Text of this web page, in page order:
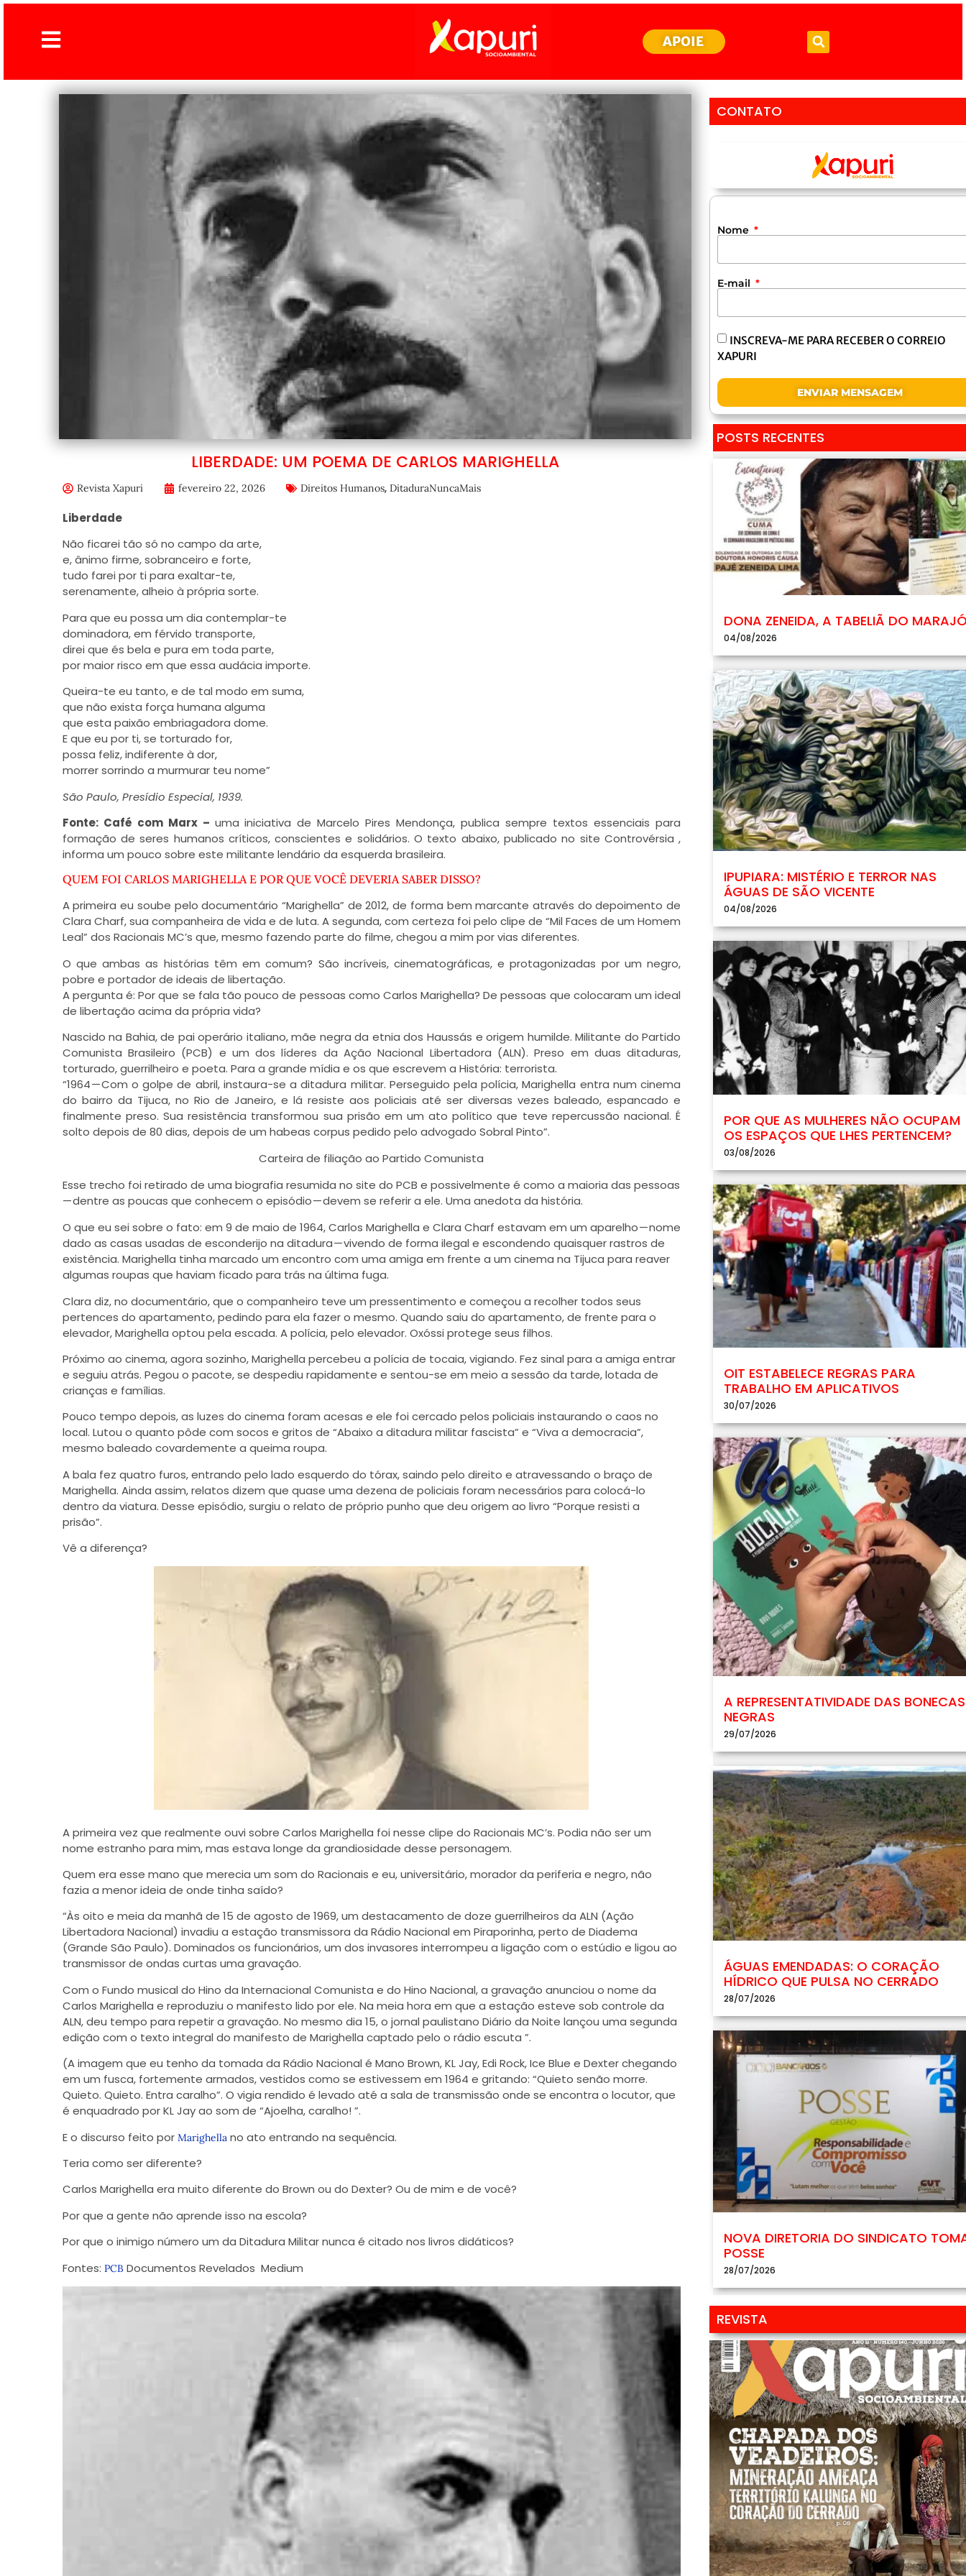
APOIE
LIBERDADE: UM POEMA DE CARLOS MARIGHELLA
Revista Xapuri fevereiro 22, 2026 Direitos Humanos, DitaduraNuncaMais
Liberdade
Não ficarei tão só no campo da arte,
e, ânimo firme, sobranceiro e forte,
tudo farei por ti para exaltar-te,
serenamente, alheio à própria sorte.
Para que eu possa um dia contemplar-te
dominadora, em férvido transporte,
direi que és bela e pura em toda parte,
por maior risco em que essa audácia importe.
Queira-te eu tanto, e de tal modo em suma,
que não exista força humana alguma
que esta paixão embriagadora dome.
E que eu por ti, se torturado for,
possa feliz, indiferente à dor,
morrer sorrindo a murmurar teu nome”
São Paulo, Presídio Especial, 1939.
Fonte: Café com Marx – uma iniciativa de Marcelo Pires Mendonça, publica sempre textos essenciais para
formação de seres humanos críticos, conscientes e solidários. O texto abaixo, publicado no site Controvérsia ,
informa um pouco sobre este militante lendário da esquerda brasileira.
QUEM FOI CARLOS MARIGHELLA E POR QUE VOCÊ DEVERIA SABER DISSO?
A primeira eu soube pelo documentário “Marighella” de 2012, de forma bem marcante através do depoimento de
Clara Charf, sua companheira de vida e de luta. A segunda, com certeza foi pelo clipe de “Mil Faces de um Homem
Leal” dos Racionais MC’s que, mesmo fazendo parte do filme, chegou a mim por vias diferentes.
O que ambas as histórias têm em comum? São incríveis, cinematográficas, e protagonizadas por um negro,
pobre e portador de ideais de libertação.
A pergunta é: Por que se fala tão pouco de pessoas como Carlos Marighella? De pessoas que colocaram um ideal
de libertação acima da própria vida?
Nascido na Bahia, de pai operário italiano, mãe negra da etnia dos Haussás e origem humilde. Militante do Partido
Comunista Brasileiro (PCB) e um dos líderes da Ação Nacional Libertadora (ALN). Preso em duas ditaduras,
torturado, guerrilheiro e poeta. Para a grande mídia e os que escrevem a História: terrorista.
“1964 — Com o golpe de abril, instaura-se a ditadura militar. Perseguido pela polícia, Marighella entra num cinema
do bairro da Tijuca, no Rio de Janeiro, e lá resiste aos policiais até ser diversas vezes baleado, espancado e
finalmente preso. Sua resistência transformou sua prisão em um ato político que teve repercussão nacional. É
solto depois de 80 dias, depois de um habeas corpus pedido pelo advogado Sobral Pinto”.
Carteira de filiação ao Partido Comunista
Esse trecho foi retirado de uma biografia resumida no site do PCB e possivelmente é como a maioria das pessoas
— dentre as poucas que conhecem o episódio — devem se referir a ele. Uma anedota da história.
O que eu sei sobre o fato: em 9 de maio de 1964, Carlos Marighella e Clara Charf estavam em um aparelho — nome
dado as casas usadas de esconderijo na ditadura — vivendo de forma ilegal e escondendo quaisquer rastros de
existência. Marighella tinha marcado um encontro com uma amiga em frente a um cinema na Tijuca para reaver
algumas roupas que haviam ficado para trás na última fuga.
Clara diz, no documentário, que o companheiro teve um pressentimento e começou a recolher todos seus
pertences do apartamento, pedindo para ela fazer o mesmo. Quando saiu do apartamento, de frente para o
elevador, Marighella optou pela escada. A polícia, pelo elevador. Oxóssi protege seus filhos.
Próximo ao cinema, agora sozinho, Marighella percebeu a polícia de tocaia, vigiando. Fez sinal para a amiga entrar
e seguiu atrás. Pegou o pacote, se despediu rapidamente e sentou-se em meio a sessão da tarde, lotada de
crianças e famílias.
Pouco tempo depois, as luzes do cinema foram acesas e ele foi cercado pelos policiais instaurando o caos no
local. Lutou o quanto pôde com socos e gritos de “Abaixo a ditadura militarfascista” e “Viva a democracia”,
mesmo baleado covardemente a queima roupa.
A bala fez quatro furos, entrando pelo lado esquerdo do tórax, saindo pelo direito e atravessando o braço de
Marighella. Ainda assim, relatos dizem que quase uma dezena de policiais foram necessários para colocá-lo
dentro da viatura. Desse episódio, surgiu o relato de próprio punho que deu origem ao livro “Porque resisti a
prisão”.
Vê a diferença?
A primeira vez que realmente ouvi sobre Carlos Marighella foi nesse clipe do Racionais MC’s. Podia não ser um
nome estranho para mim, mas estava longe da grandiosidade desse personagem.
Quem era esse mano que merecia um som do Racionais e eu, universitário, morador da periferia e negro, não
fazia a menor ideia de onde tinha saído?
“Às oito e meia da manhã de 15 de agosto de 1969, um destacamento de doze guerrilheiros da ALN (Ação
Libertadora Nacional) invadiu a estação transmissora da Rádio Nacional em Piraporinha, perto de Diadema
(Grande São Paulo). Dominados os funcionários, um dos invasores interrompeu a ligação com o estúdio e ligou ao
transmissor de ondas curtas uma gravação.
Com o Fundo musical do Hino da Internacional Comunista e do Hino Nacional, a gravação anunciou o nome da
Carlos Marighella e reproduziu o manifesto lido por ele. Na meia hora em que a estação esteve sob controle da
ALN, deu tempo para repetir a gravação. No mesmo dia 15, o jornal paulistano Diário da Noite lançou uma segunda
edição com o texto integral do manifesto de Marighella captado pelo o rádio escuta ”.
(A imagem que eu tenho da tomada da Rádio Nacional é Mano Brown, KL Jay, Edi Rock, Ice Blue e Dexter chegando
em um fusca, fortemente armados, vestidos como se estivessem em 1964 e gritando: “Quieto senão morre.
Quieto. Quieto. Entra caralho”. O vigia rendido é levado até a sala de transmissão onde se encontra o locutor, que
é enquadrado por KL Jay ao som de “Ajoelha, caralho! ”.
E o discurso feito por Marighellano ato entrando na sequência.
Teria como ser diferente?
Carlos Marighella era muito diferente do Brown ou do Dexter? Ou de mim e de você?
Por que a gente não aprende isso na escola?
Por que o inimigo número um da Ditadura Militar nunca é citado nos livros didáticos?
Fontes: PCB Documentos Revelados Medium
CONTATO
Nome
E-mail
INSCREVA-ME PARA RECEBER O CORREIO
XAPURI
ENVIAR MENSAGEM
POSTS RECENTES
DONA ZENEIDA, A TABELIÃ DO
04/08/2026
IPUPIARA: MISTÉRIO E TERROR NAS
ÁGUAS DE SÃO VICENTE
04/08/2026
POR QUE AS MULHERES NÃO OCUPAM
OS ESPAÇOS QUE LHES PERTENCEM?
03/08/2026
OIT ESTABELECE REGRAS PARA
TRABALHO EM APLICATIVOS
30/07/2026
A REPRESENTATIVIDADE DAS BONECAS
NEGRAS
29/07/2026
ÁGUAS EMENDADAS: O CORAÇÃO
HÍDRICO QUE PULSA NO CERRADO
28/07/2026
NOVA DIRETORIA DO SINDICATO
POSSE
28/07/2026
REVISTA